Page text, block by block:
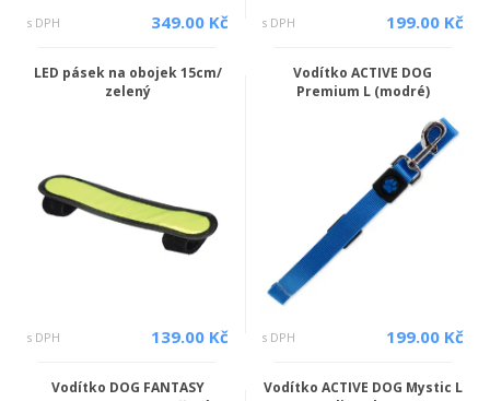
s DPH 349.00 Kč s DPH 199.00 Kč
LED pásek na obojek 15cm/
zelený
s DPH 139.00 Kč
Vodítko ACTIVE DOG
Premium L (modré)
s DPH 199.00 Kč
Vodítko DOG FANTASY
Vodítko ACTIVE DOG Mystic L